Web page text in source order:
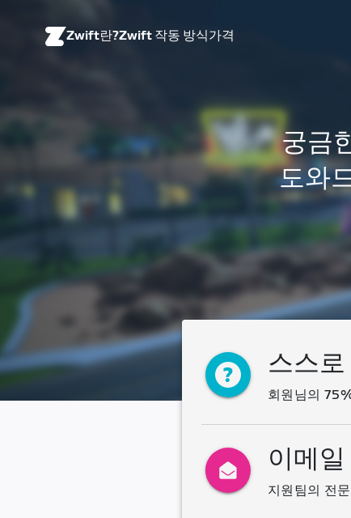
Zwift란?Zwift 작동 방식가격
궁금
도와
스스로
회원님의
이메
지원팀의 전